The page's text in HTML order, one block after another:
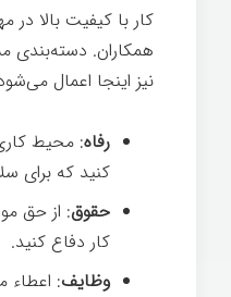
کار با کیفیت بالا در
همکاران.
نیز اینجا اعمال
رفاه: محیط
کنید که برای
حقوق: از حق
کار دفاع کنید.
وظایف: اعطاء